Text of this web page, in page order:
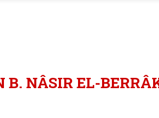
NÂSIR EL-